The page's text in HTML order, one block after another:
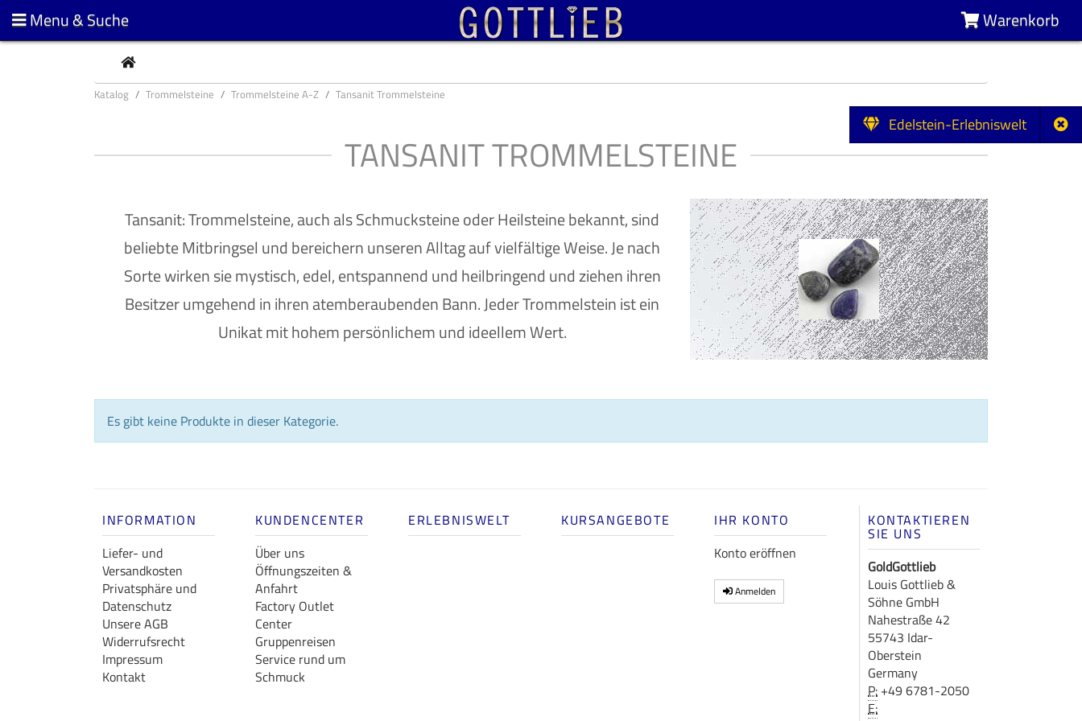
Edelstein-Erlebniswelt
Menu & Suche Warenkorb
CURRENT
Katalog Trommelsteine Trommelsteine A-Z Tansanit Trommelsteine
TANSANIT TROMMELSTEINE
Tansanit: Trommelsteine, auch als Schmucksteine oder Heilsteine bekannt, sind
beliebte Mitbringsel und bereichern unseren Alltag auf vielfältige Weise. Je nach
Sorte wirken sie mystisch, edel, entspannend und heilbringend und ziehen ihren
Besitzer umgehend in ihren atemberaubenden Bann. Jeder Trommelstein ist ein
Unikat mit hohem persönlichem und ideellem Wert.
Es gibt keine Produkte in dieser Kategorie.
INFORMATION
Liefer- und
Versandkosten
Privatsphäre und
Datenschutz
Unsere AGB
Widerrufsrecht
Impressum
Kontakt
KUNDENCENTER
Über uns
Öffnungszeiten &
Anfahrt
Factory Outlet
Center
Gruppenreisen
Service rund um
Schmuck
ERLEBNISWELT KURSANGEBOTE
IHR KONTO
Konto eröffnen
Anmelden
KONTAKTIEREN
SIE UNS
GoldGottlieb
Louis Gottlieb &
Söhne GmbH
Nahestraße 42
55743 Idar-
Oberstein
Germany
P: +49 6781-2050
E: